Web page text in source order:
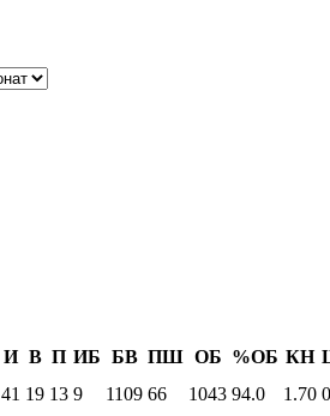
И В П ИБ БВ ПШ ОБ %ОБ КН
41 19 13 9 1109 66 1043 94.0 1.70 0